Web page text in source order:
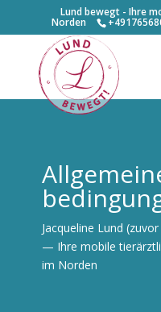
Lund bewegt - Ihre
Norden
Jac­que­line Lund
— Ihre mobi­le
im Norden